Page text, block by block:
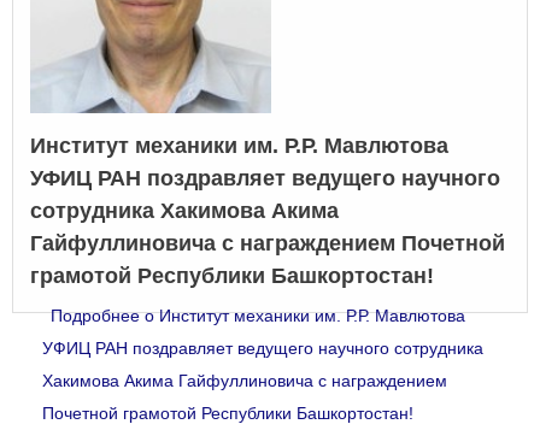
Институт механики им. Р.Р. Мавлютова
УФИЦ РАН поздравляет ведущего научного
сотрудника Хакимова Акима
Гайфуллиновича с награждением Почетной
грамотой Республики Башкортостан!
Подробнеео Институт механики им. Р.Р. Мавлютова
УФИЦ РАН поздравляет ведущего научного сотрудника
Хакимова Акима Гайфуллиновича с награждением
Почетной грамотой Республики Башкортостан!